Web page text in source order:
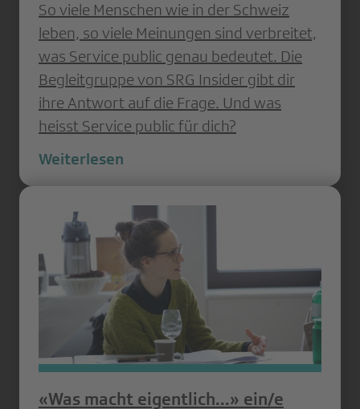
So viele Menschen wie in der Schweiz
leben, so viele Meinungen sind verbreitet,
was Service public genau bedeutet. Die
Begleitgruppe von SRG Insider gibt dir
ihre Antwort auf die Frage. Und was
heisst Service public für dich?
Weiterlesen
«Was macht eigentlich...» ein/e